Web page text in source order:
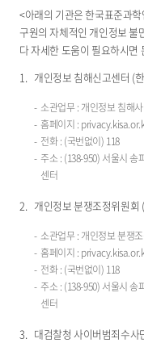
<아래의 기관은 한국표준과
구원의 자체적인 개인정보 불
다 자세한 도움이 필요하시면
개인정보 침해신고센터 (
소관업무 : 개인정보 침해
홈페이지 :
전화 : (국번없이) 118
주소 : (138-950) 서울시
센터
개인정보 분쟁조정위원회
소관업무 : 개인정보 분쟁
홈페이지 :
전화 : (국번없이) 118
주소 : (138-950) 서울시
센터
대검찰청 사이버범죄수사